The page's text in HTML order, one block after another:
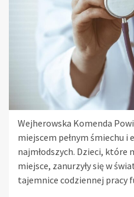
Wejherowska Komenda
miejscem pełnym śmiechu i
najmłodszych. Dzieci, które
miejsce, zanurzyły się w
tajemnice codziennej pracy